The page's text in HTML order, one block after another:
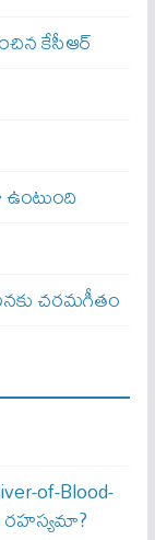
కేసీఆర్‌
ఉంటుంది
చరమగీతం
of-Blood-
రహస్యమా?